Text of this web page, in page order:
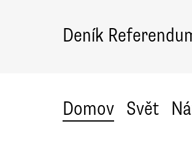
Deník
Domov Svět